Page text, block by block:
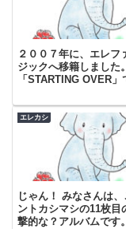
２００７年に、エレ
ジックへ移籍しました
「STARTING OVER
エレカシ
じゃん！ みなさんは
ントカシマシの11枚
撃的な？アルバムです